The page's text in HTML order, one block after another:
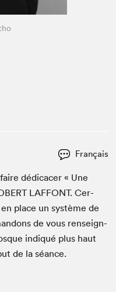
Français
dédi­cac­er « Une
LAF­FONT. Cer­
place un sys­tème de
de vous ren­seign­
indiqué plus haut
de la séance.